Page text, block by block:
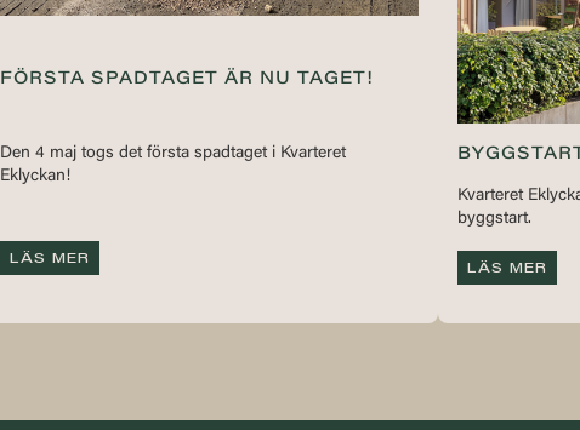
FÖRSTA SPADTAGET ÄR NU TAGET!
Den 4 maj togs det första spadtaget i Kvarteret
Eklyckan!
LÄS MER
Kvarteret
byggstart.
LÄS MER